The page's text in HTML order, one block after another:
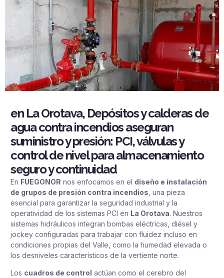
en La Orotava, Depósitos y calderas de
agua contra incendios aseguran
suministro y presión: PCI, válvulas y
control de nivel para almacenamiento
seguro y continuidad
En FUEGONOR nos enfocamos en el diseño e instalación
de grupos de presión contra incendios , una pieza
esencial para garantizar la seguridad industrial y la
operatividad de los sistemas PCI en La Orotava. Nuestros
sistemas hidráulicos integran bombas eléctricas, diésel y
jockey configuradas para trabajar con fluidez incluso en
condiciones propias del Valle, como la humedad elevada o
los desniveles característicos de la vertiente norte.
Los cuadros de control actúan como el cerebro del